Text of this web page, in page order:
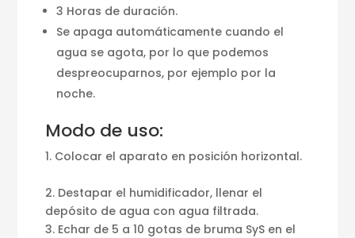
3 Horas de duración.
Se apaga automáticamente cuando el
agua se agota, por lo que podemos
despreocuparnos, por ejemplo por la
noche.
Modo de uso:
1. Colocar el aparato en posición horizontal.
2. Destapar el humidificador, llenar el
depósito de agua con agua filtrada.
3. Echar de 5 a 10 gotas de bruma SyS en el